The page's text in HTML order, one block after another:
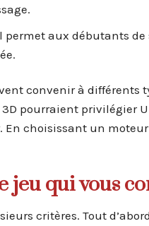
permet aux débutants
convenir à différents
pourraient privilégier
choisissant un
qui vous
critères. Tout